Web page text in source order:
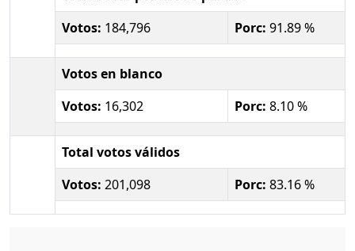
Votos: 184,796 Porc: 91.89 %
Votos en blanco
Votos: 16,302 Porc: 8.10 %
Total votos válidos
Votos: 201,098 Porc: 83.16 %